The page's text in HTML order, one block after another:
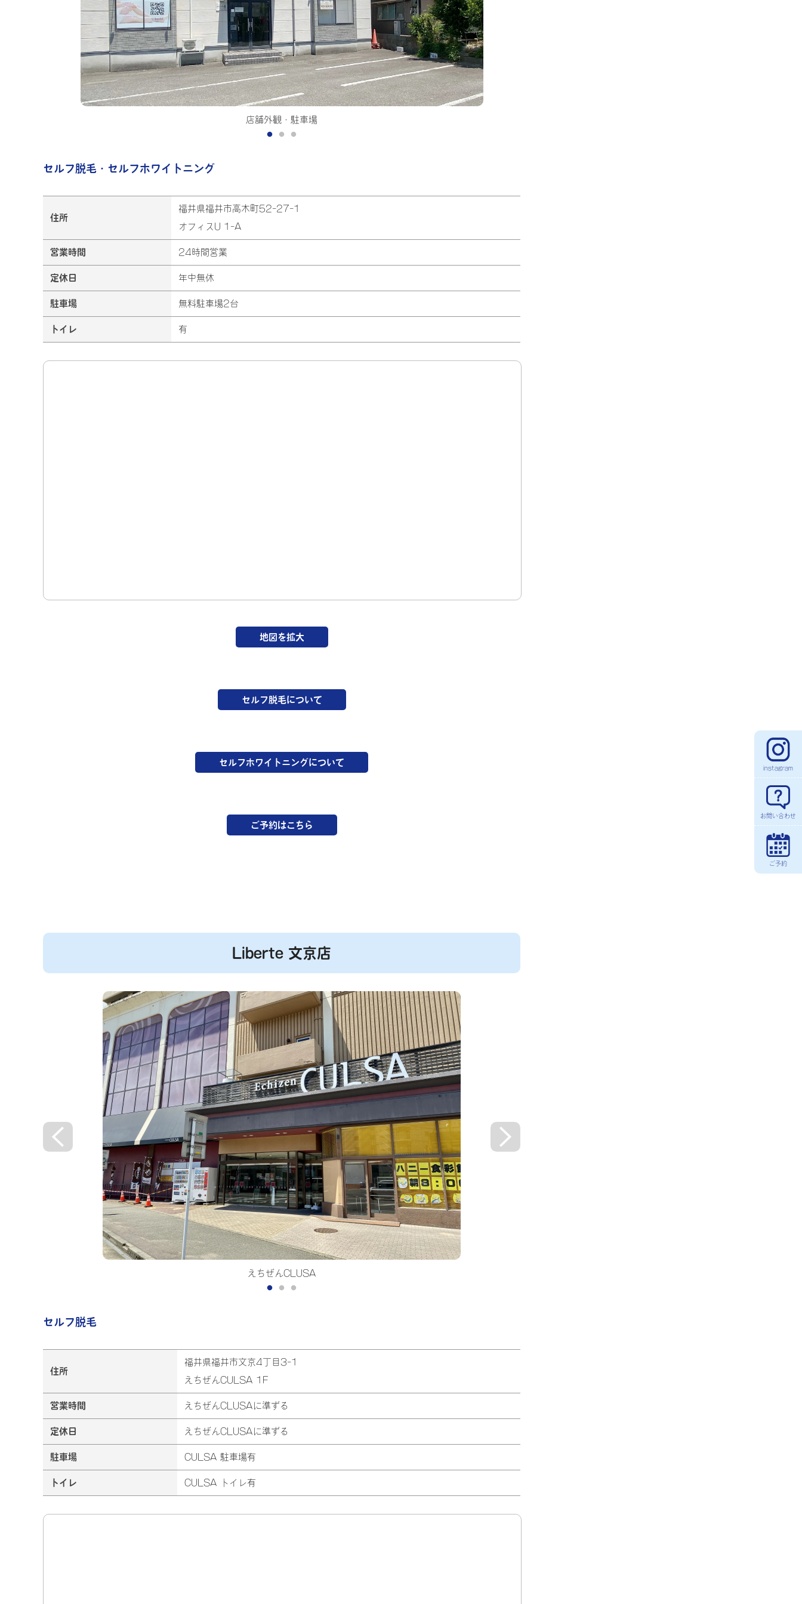
instagram
お問い合わせ
ご予約
セルフ脱毛ルーム
セルフ脱毛・セルフホワイトニング
住所
福井県福井市高木町52-27-1
オフィスU 1-A
営業時間 24時間営業
定休日 年中無休
駐車場 無料駐車場2台
トイレ 有
地図を拡大
セルフ脱毛について
セルフホワイトニングについて
ご予約はこちら
Liberte 文京店
CLUSA内店舗
セルフ脱毛
住所
福井県福井市文京4丁目3-1
えちぜんCULSA 1F
営業時間 えちぜんCLUSAに準ずる
定休日 えちぜんCLUSAに準ずる
駐車場 CULSA 駐車場有
トイレ CULSA トイレ有